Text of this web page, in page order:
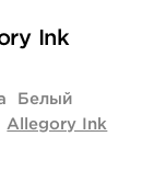
купить
Ink
Белый
Allegory Ink